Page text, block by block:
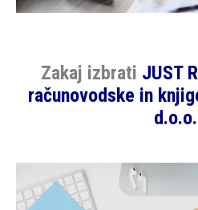
Zakaj izbrati JUST
računovodske in
d.o.o.